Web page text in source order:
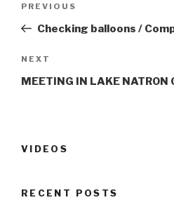
Previous
Post
PREVIOUS
Checking balloons /
Next
Post
NEXT
MEETING IN LAKE NATRON
VIDEOS
RECENT POSTS